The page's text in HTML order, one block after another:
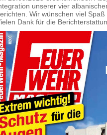
unserer vier
Wir wünschen viel
Dank für die